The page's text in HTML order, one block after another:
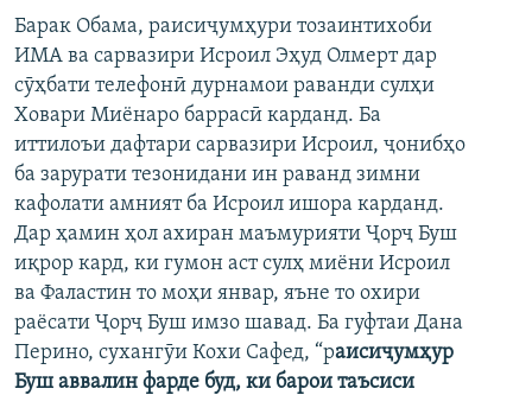
Ҷаҳиш
ба
ҷустор
ОСИЁИ МАРКАЗӢ
ФАРҲАНГ
МЕҲМОНИ ОЗОДӢ
ВАРЗИШ
ҶАНГ ДАР УКРАИНА
НАЗАРИ МАРДУМ
БЛОГИСТОН
ОЗОДӢ ОНЛАЙН
ЧАНДРАСОНАӢ
ВИДЕО
НИГОРИСТОН
ГУЗОРИШҲОИ РАДИОӢ
РӮЙХАТҲО
КИТОБҲОИ ОЗОДӢ
Русский
ПАЙГИРӢ КУНЕД
Барак Обама, раисиҷумҳури тозаинтихоби
ИМА ва сарвазири Исроил Эҳуд Олмерт дар
сӯҳбати телефонӣ дурнамои раванди сулҳи
Ховари Миёнаро баррасӣ карданд. Ба
иттилоъи дафтари сарвазири Исроил, ҷонибҳо
ба зарурати тезонидани ин раванд зимни
кафолати амният ба Исроил ишора карданд.
Дар ҳамин ҳол ахиран маъмурияти Ҷорҷ Буш
иқрор кард, ки гумон аст сулҳ миёни Исроил
ва Фаластин то моҳи январ, яъне то охири
раёсати Ҷорҷ Буш имзо шавад. Ба гуфтаи Дана
Перино, сухангӯи Кохи Сафед, “раисиҷумҳур
Буш аввалин фарде буд, ки барои таъсиси